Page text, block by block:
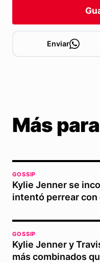
Enviar
Más
GOSSIP
Kylie Jenner se
intentó perrear con
GOSSIP
Kylie Jenner y
más combinados